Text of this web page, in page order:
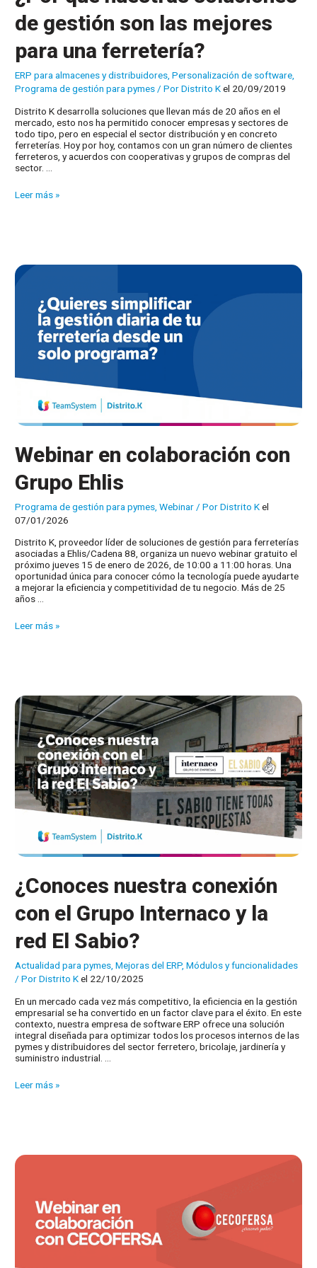
de gestión son las mejores
para una ferretería?
ERP para almacenes y distribuidores ,Personalización de software
Programa de gestión para pymes / PorDistrito Kel 20/09/2019
Distrito K desarrolla soluciones que llevan más de 20 años en el
mercado, esto nos ha permitido conocer empresas y sectores de
todo tipo, pero en especial el sector distribución y en concreto
ferreterías. Hoy por hoy, contamos con un gran número de clientes
ferreteros, y acuerdos con cooperativas y grupos de compras del
sector. …
¿Por
las
mejores
ferretería?
Leer más »
Webinar en colaboración con
Grupo Ehlis
Programa de gestión para pymes ,Webinar / PorDistrito Kel
07/01/2026
Distrito K, proveedor líder de soluciones de gestión para ferreterías
asociadas a Ehlis/Cadena 88, organiza un nuevo webinar gratuito el
próximo jueves 15 de enero de 2026, de 10:00 a 11:00 horas. Una
oportunidad única para conocer cómo la tecnología puede ayudarte
a mejorar la eficiencia y competitividad de tu negocio. Más de 25
años …
Webinar
Leer más »
¿Conoces nuestra conexión
con el Grupo Internaco y la
red El Sabio?
Actualidad para pymes ,Mejoras del ERP,Módulos y funcionalidades
/ PorDistrito Kel 22/10/2025
En un mercado cada vez más competitivo, la eficiencia en la gestión
empresarial se ha convertido en un factor clave para el éxito. En este
contexto, nuestra empresa de software ERP ofrece una solución
integral diseñada para optimizar todos los procesos internos de las
pymes y distribuidores del sector ferretero, bricolaje, jardinería y
suministro industrial. …
¿Conoces
y
Sabio?
Leer más »